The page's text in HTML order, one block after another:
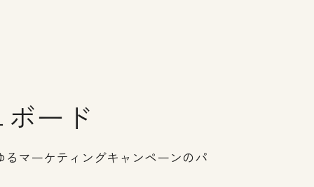
ード
マーケティングキャンペーンのパ